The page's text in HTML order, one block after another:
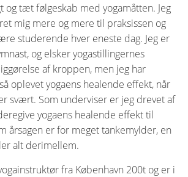
og tæt følgeskab med yogamåtten. Jeg
mig mere og mere til praksissen og
studerende hver eneste dag. Jeg er
og elsker yogastillingernes
af kroppen, men jeg har
oplevet yogaens healende effekt, når
svært. Som underviser er jeg drevet af
yogaens healende effekt til
årsagen er for meget tankemylder, en
alt derimellem.
fra København 200t og er i